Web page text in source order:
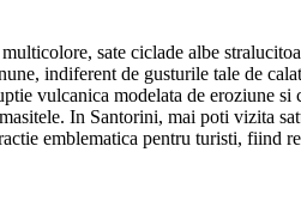
sate ciclade albe
indiferent de gusturile tale de
vulcanica modelata de eroziune si
In Santorini, mai poti vizita
emblematica pentru turisti, fiind